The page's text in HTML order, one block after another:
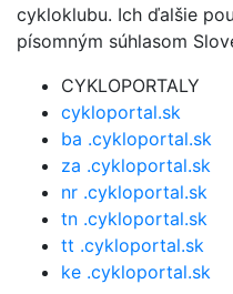
cykloklubu. Ich ďalšie
písomným súhlasom
CYKLOPORTALY
cykloportal.sk
ba .cykloportal.sk
za .cykloportal.sk
nr .cykloportal.sk
tn .cykloportal.sk
tt .cykloportal.sk
ke .cykloportal.sk